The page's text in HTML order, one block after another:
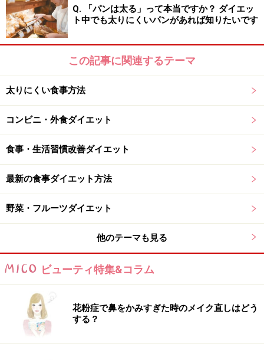
化物の摂取量を増やしても脂肪分解は続きます。炭水化
物摂取量を少しずつ増やしていき（1日40g前後、毎日ゆ
っくり5gずつ増やしていくのが目安）、どの程度で体重
の減少が止まり増加するのかを調べ、減量中に摂取して
もかまわない炭水化物量を決めます。炭水化物の摂取量
を増やすには穀物等からではなく、食物繊維の多い緑黄
色野菜類や柑橘類、ベリー類などから増やします。ラー
メン、うどん、白いパン、ケーキ等の高炭水化物食品か
らの摂取はNG。
ステップ3 「前体重維持段階」
目標体重に近づいたら、体重が安定する炭水化物摂取量
まで少しずつ増やしていきます。
Q. 「パンは太る」って本当ですか？ ダイエッ
ト中でも太りにくいパンがあれば知りたいです
この記事に関連するテーマ
太りにくい食事方法
コンビニ・外食ダイエット
食事・生活習慣改善ダイエット
最新の食事ダイエット方法
野菜・フルーツダイエット
他のテーマも見る
ビューティ特集&コラム
花粉症で鼻をかみすぎた時のメイク直しはどう
する？